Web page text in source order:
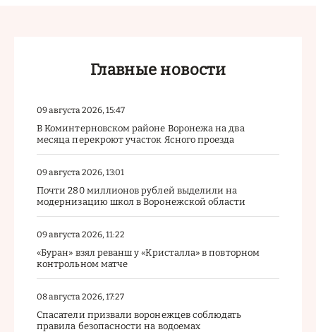
Главные новости
09 августа 2026, 15:47
В Коминтерновском районе Воронежа на два
месяца перекроют участок Ясного проезда
09 августа 2026, 13:01
Почти 280 миллионов рублей выделили на
модернизацию школ в Воронежской области
09 августа 2026, 11:22
«Буран» взял реванш у «Кристалла» в повторном
контрольном матче
08 августа 2026, 17:27
Спасатели призвали воронежцев соблюдать
правила безопасности на водоемах